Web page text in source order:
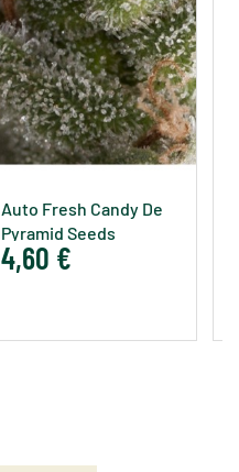
Auto Fresh Candy De
Pyramid Seeds
4,60 €